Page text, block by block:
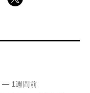
— 1週間前